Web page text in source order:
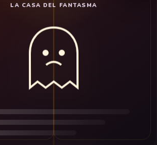
LA CASA DEL FANTASMA